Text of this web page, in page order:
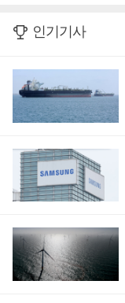
인기기사